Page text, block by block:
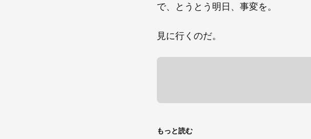
で、とうとう明日、事変を。
見に行くのだ。
もっと読む